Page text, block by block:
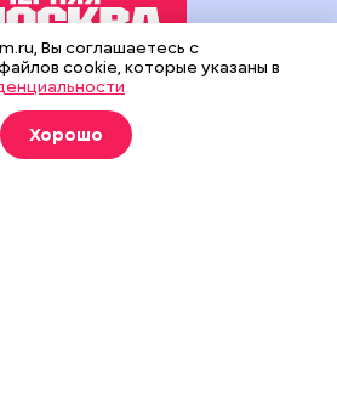
поддержке Департамента
и рекламы города Москвы.
технологии
предоставления информации
Вы соглашаетесь с
cookie, которые указаны в
Хорошо